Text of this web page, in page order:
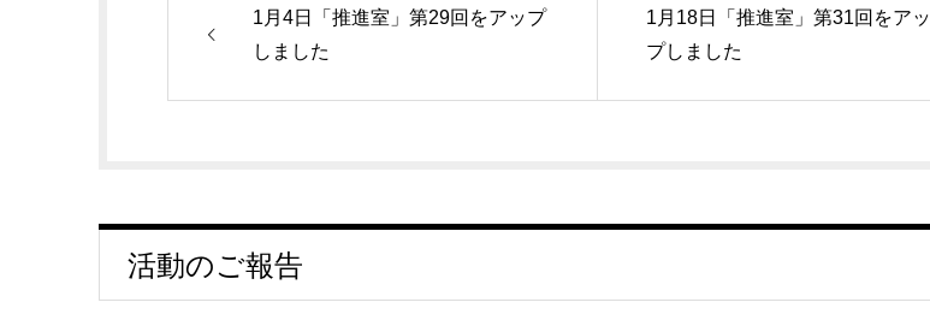
1月4日「推進室」第29回をアップ
しました
1月18日「推進室」第31回をアッ
プしました
活動のご報告